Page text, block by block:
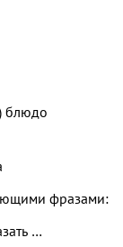
блюдо
фразами:
…